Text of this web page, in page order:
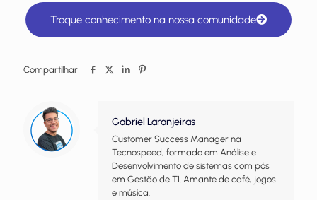
Troque conhecimento na nossa comunidade
Compartilhar
Gabriel Laranjeiras
Customer Success Manager na
Tecnospeed, formado em Análise e
Desenvolvimento de sistemas com pós
em Gestão de TI. Amante de café, jogos
e música.